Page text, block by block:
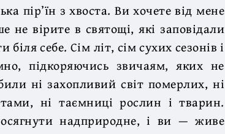
пір’їн з хвоста. Ви хочете від мене
не вірите в святощі, які заповідали
себе. Сім літ, сім сухих сезонів і
підкоряючись звичаям, яких не
ні захопливий світ померлих, ні
ні таємниці рослин і тварин.
надприродне, і ви — живе